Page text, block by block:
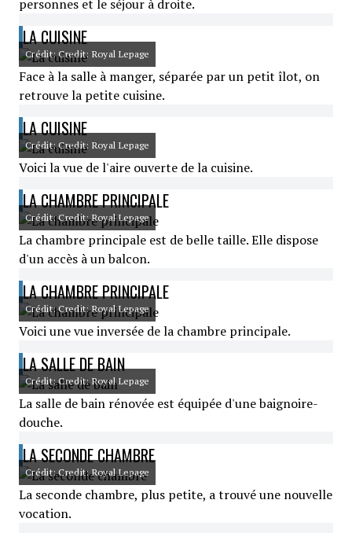
personnes et le séjour à droite.
LA CUISINE
Crédit: Credit: Royal Lepage
Face à la salle à manger, séparée par un petit îlot, on
retrouve la petite cuisine.
LA CUISINE
Crédit: Credit: Royal Lepage
Voici la vue de l'aire ouverte de la cuisine.
LA CHAMBRE PRINCIPALE
Crédit: Credit: Royal Lepage
La chambre principale est de belle taille. Elle dispose
d'un accès à un balcon.
LA CHAMBRE PRINCIPALE
Crédit: Credit: Royal Lepage
Voici une vue inversée de la chambre principale.
LA SALLE DE BAIN
Crédit: Credit: Royal Lepage
La salle de bain rénovée est équipée d'une baignoire-
douche.
LA SECONDE CHAMBRE
Crédit: Credit: Royal Lepage
La seconde chambre, plus petite, a trouvé une nouvelle
vocation.